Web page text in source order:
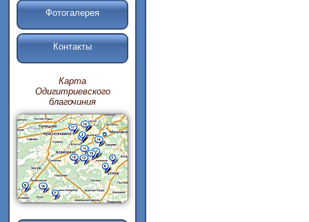
Фотогалерея
Контакты
Карта
Одигитриевского
благочиния